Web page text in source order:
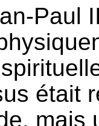
Paul
était
mais